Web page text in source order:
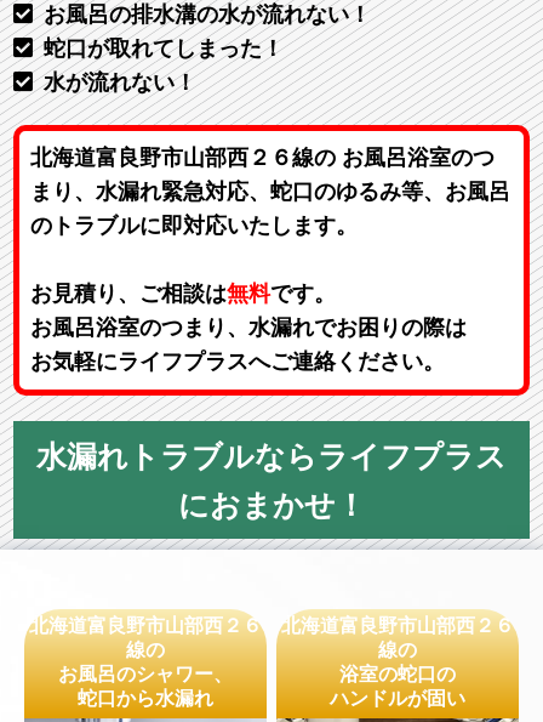
お風呂の排水溝の水が流れない！
蛇口が取れてしまった！
水が流れない！
北海道富良野市山部西２６線の お風呂浴室のつ
まり、水漏れ緊急対応、蛇口のゆるみ等、お風呂
のトラブルに即対応いたします。
お見積り、ご相談は無料です。
お風呂浴室のつまり、水漏れでお困りの際は
お気軽にライフプラスへご連絡ください。
水漏れトラブルならライフプラス
におまかせ！
北海道富良野市山部西２６
線の
お風呂のシャワー、
蛇口から水漏れ
北海道富良野市山部西２６
線の
浴室の蛇口の
ハンドルが固い